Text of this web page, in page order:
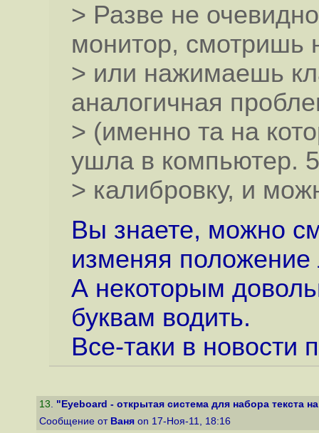
> Разве не
монитор, смотришь
> или нажимаешь
аналогичная
> (именно та на
ушла в компьютер.
> калибровку, и
Вы знаете, можно
изменяя положение
А некоторым
буквам водить.
Все-таки в новости
13. "Eyeboard - открытая система для набора текста
Сообщение от Ваня on 17-Ноя-11, 18:16